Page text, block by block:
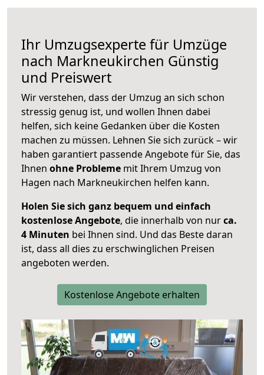
Ihr Umzugsexperte für Umzüge
nach Markneukirchen Günstig
und Preiswert
Wir verstehen, dass der Umzug an sich schon
stressig genug ist, und wollen Ihnen dabei
helfen, sich keine Gedanken über die Kosten
machen zu müssen. Lehnen Sie sich zurück – wir
haben garantiert passende Angebote für Sie, das
Ihnen ohne Probleme mit Ihrem Umzug von
Hagen nach Markneukirchen helfen kann.
Holen Sie sich ganz bequem und einfach
kostenlose Angebote, die innerhalb von nurca.
4 Minuten bei Ihnen sind. Und das Beste daran
ist, dass all dies zu erschwinglichen Preisen
angeboten werden.
Kostenlose Angebote erhalten